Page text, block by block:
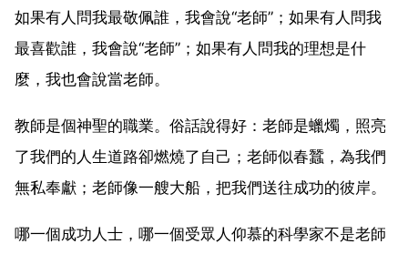
如果有人問我最敬佩誰，我會說“老師”；如果有人問我
最喜歡誰，我會說“老師”；如果有人問我的理想是什
麼，我也會說當老師。
教師是個神聖的職業。俗話說得好：老師是蠟燭，照亮
了我們的人生道路卻燃燒了自己；老師似春蠶，為我們
無私奉獻；老師像一艘大船，把我們送往成功的彼岸。
哪一個成功人士，哪一個受眾人仰慕的科學家不是老師